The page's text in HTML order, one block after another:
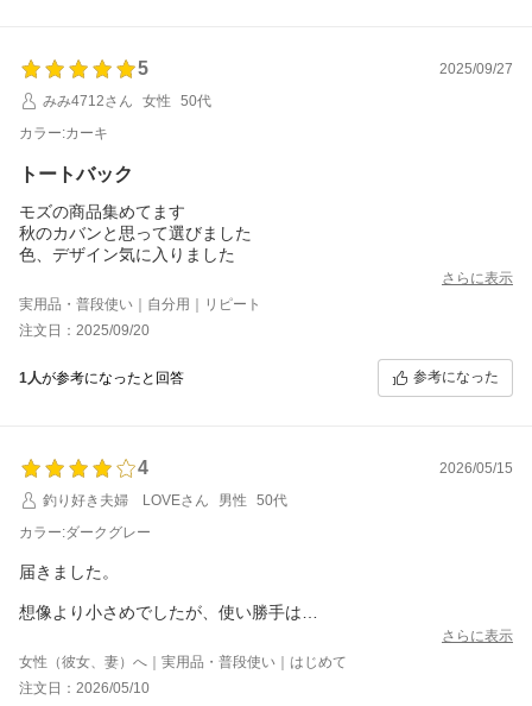
5
2025/09/27
みみ4712さん
女性
50代
カラー:カーキ
トートバック
モズの商品集めてます
秋のカバンと思って選びました
色、デザイン気に入りました
さらに表示
実用品・普段使い｜自分用｜リピート
注文日：2025/09/20
1人が参考になったと回答 参考になった
4
2026/05/15
釣り好き夫婦 LOVEさん
男性
50代
カラー:ダークグレー
届きました。
想像より小さめでしたが、使い勝手は
※追記※
レビュー特典の『幸せを運ぶ馬』ありがとうございます! バックの
さらに表示
女性（彼女、妻）へ｜実用品・普段使い｜はじめて
注文日：2026/05/10